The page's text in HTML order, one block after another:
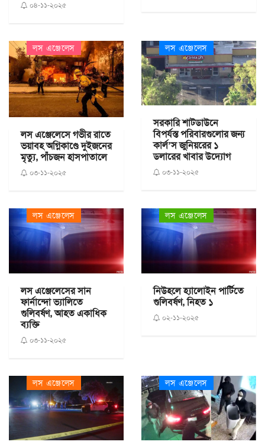
০৪-১১-২০২৫
লস এঞ্জেলেস
লস এঞ্জেলেসে গভীর রাতে
ভয়াবহ অগ্নিকাণ্ডে দুইজনের
মৃত্যু, পাঁচজন হাসপাতালে
০৩-১১-২০২৫
লস এঞ্জেলেস
সরকারি শাটডাউনে
বিপর্যস্ত পরিবারগুলোর জন্য
কার্ল’স জুনিয়রের ১
ডলারের খাবার উদ্যোগ
০৩-১১-২০২৫
লস এঞ্জেলেস
লস এঞ্জেলেসের সান
ফার্নান্দো ভ্যালিতে
গুলিবর্ষণ, আহত একাধিক
ব্যক্তি
০৩-১১-২০২৫
লস এঞ্জেলেস
নিউহলে হ্যালোইন পার্টিতে
গুলিবর্ষণ, নিহত ১
০২-১১-২০২৫
লস এঞ্জেলেস লস এঞ্জেলেস